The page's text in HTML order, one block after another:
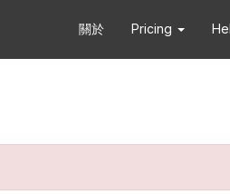
關於 Pricing